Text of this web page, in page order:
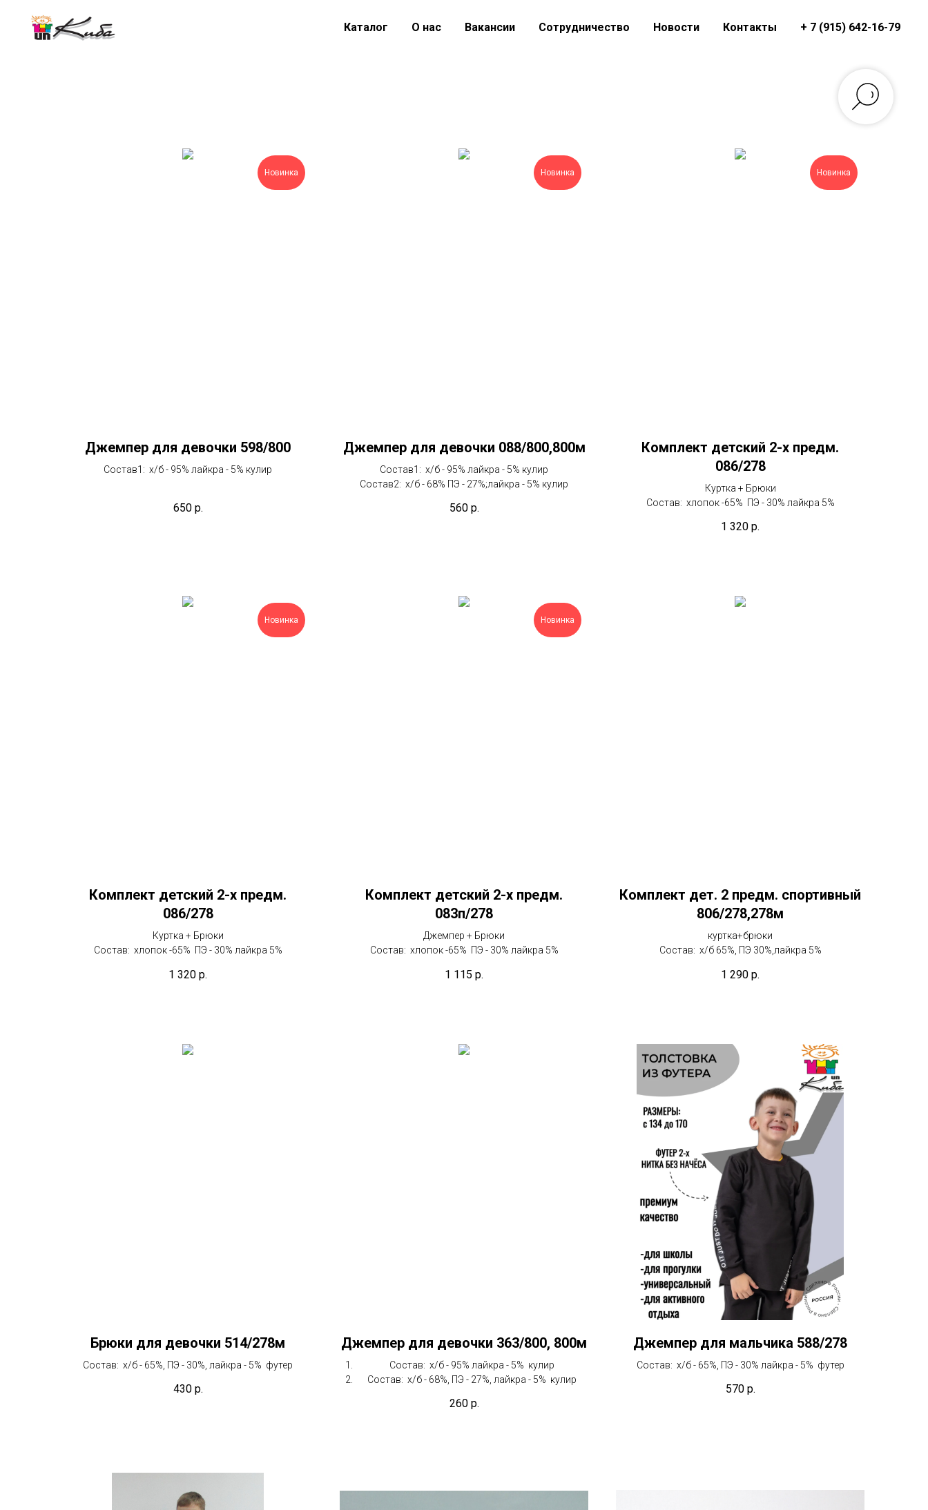
Каталог О нас Вакансии Сотрудничество Новости Контакты + 7 (915) 642-16-79
Новинка
Джемпер для девочки 598/800
Состав1: х/б - 95% лайкра - 5% кулир
650 р.
Новинка
Джемпер для девочки 088/800,800м
Состав1: х/б - 95% лайкра - 5% кулир
Состав2: х/б - 68% ПЭ - 27%;лайкра - 5% кулир
560 р.
Новинка
Комплект детский 2-х предм.
086/278
Куртка + Брюки
Состав: хлопок -65% ПЭ - 30% лайкра 5%
1 320 р.
Новинка
Комплект детский 2-х предм.
086/278
Куртка + Брюки
Состав: хлопок -65% ПЭ - 30% лайкра 5%
1 320 р.
Новинка
Комплект детский 2-х предм.
083п/278
Джемпер + Брюки
Состав: хлопок -65% ПЭ - 30% лайкра 5%
1 115 р.
Комплект дет. 2 предм. спортивный
806/278,278м
куртка+брюки
Состав: х/б 65%, ПЭ 30%,лайкра 5%
1 290 р.
Брюки для девочки 514/278м
Состав: х/б - 65%, ПЭ - 30%, лайкра - 5% футер
430 р.
Джемпер для девочки 363/800, 800м
Состав: х/б - 95% лайкра - 5% кулир
Состав: х/б - 68%, ПЭ - 27%, лайкра - 5% кулир
260 р.
Джемпер для мальчика 588/278
Состав: х/б - 65%, ПЭ - 30% лайкра - 5% футер
570 р.